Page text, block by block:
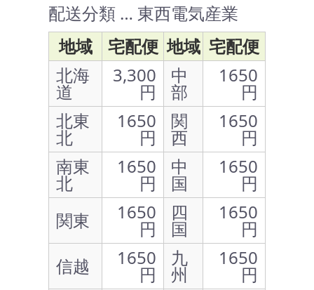
配送分類 … 東西電気産業
地域
宅配便 地域 宅配便
北海
道
3,300
円
中
部
1650
円
北東
北
1650
円
関
西
1650
円
南東
北
1650
円
中
国
1650
円
関東
1650
円
四
国
1650
円
信越
1650
円
九
州
1650
円